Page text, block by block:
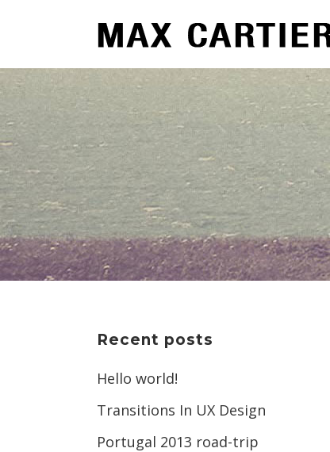
Recent posts
Hello world!
Transitions In UX Design
Portugal 2013 road-trip